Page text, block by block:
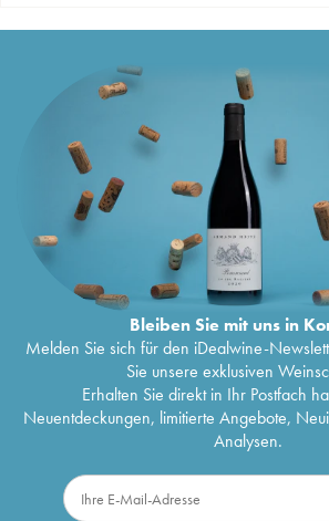
Bleiben Sie mit uns in
Melden Sie sich für den iDealwine-
Sie unsere exklusiven
Erhalten Sie direkt in Ihr Postfach
Neuentdeckungen, limitierte Angebote,
Analysen.